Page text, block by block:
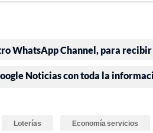
WhatsApp Channel, para
Noticias con toda la
Loterías Economía servicios